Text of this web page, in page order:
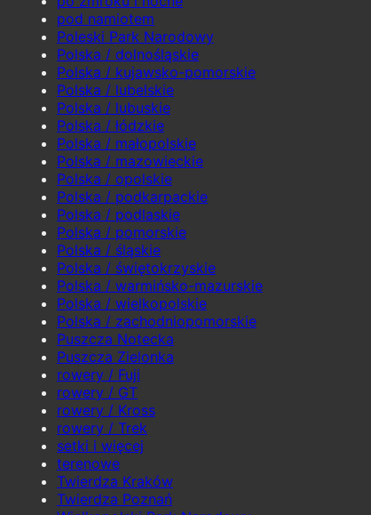
pod namiotem
Poleski Park Narodowy
Polska / dolnośląskie
Polska / kujawsko-pomorskie
Polska / lubelskie
Polska / lubuskie
Polska / łódzkie
Polska / małopolskie
Polska / mazowieckie
Polska / opolskie
Polska / podkarpackie
Polska / podlaskie
Polska / pomorskie
Polska / śląskie
Polska / świętokrzyskie
Polska / warmińsko-mazurskie
Polska / wielkopolskie
Polska / zachodniopomorskie
Puszcza Notecka
Puszcza Zielonka
rowery / Fuji
rowery / GT
rowery / Kross
rowery / Trek
setki i więcej
terenowe
Twierdza Kraków
Twierdza Poznań